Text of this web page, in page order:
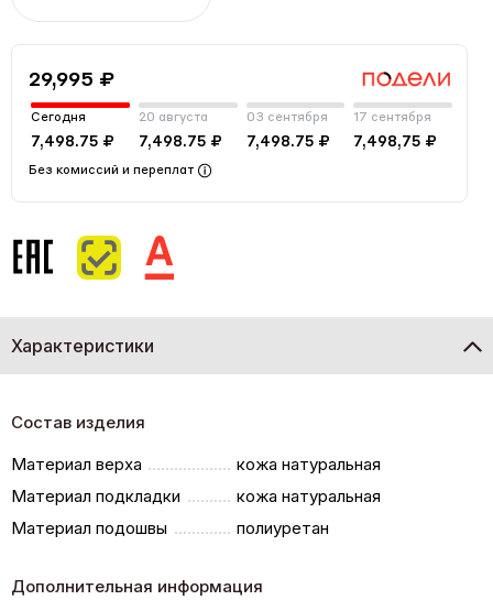
29,995 ₽
Сегодня
7,498.75 ₽
20 августа
7,498.75 ₽
03 сентября
7,498.75 ₽
17 сентября
7,498,75 ₽
Без комиссий и переплат
Характеристики
Состав изделия
Материал верха
кожа натуральная
Материал подкладки
кожа натуральная
Материал подошвы
полиуретан
Дополнительная информация